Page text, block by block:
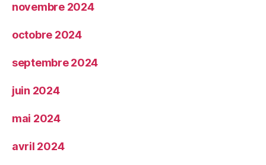
novembre 2024
octobre 2024
septembre 2024
juin 2024
mai 2024
avril 2024